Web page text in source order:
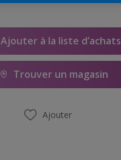
Ajouter à la liste d’achats
Trouver un magasin
Ajouter